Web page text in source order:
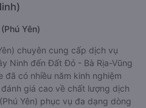
Yên)
chuyên cung cấp dịch vụ
Ninh đến Đất Đỏ - Bà Rịa-Vũng
đã có nhiều năm kinh nghiệm
giá cao về chất lượng dịch
Yên) phục vụ đa dạng dòng